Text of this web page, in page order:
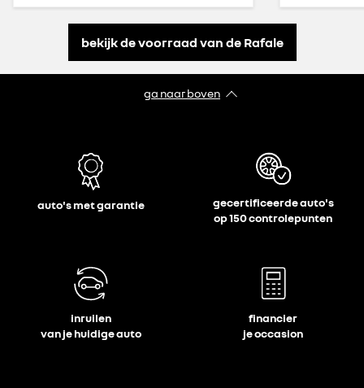
bekijk de voorraad van de Rafale
ga naar boven
auto's met garantie
gecertificeerde auto's
op 150 controlepunten
inruilen
van je huidige auto
financier
je occasion